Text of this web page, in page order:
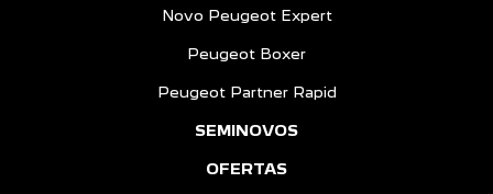
Novo Peugeot 208
Novo Peugeot 2008
Novo Peugeot Expert
Peugeot Boxer
Peugeot Partner Rapid